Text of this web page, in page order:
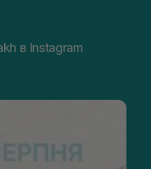
в Instagram